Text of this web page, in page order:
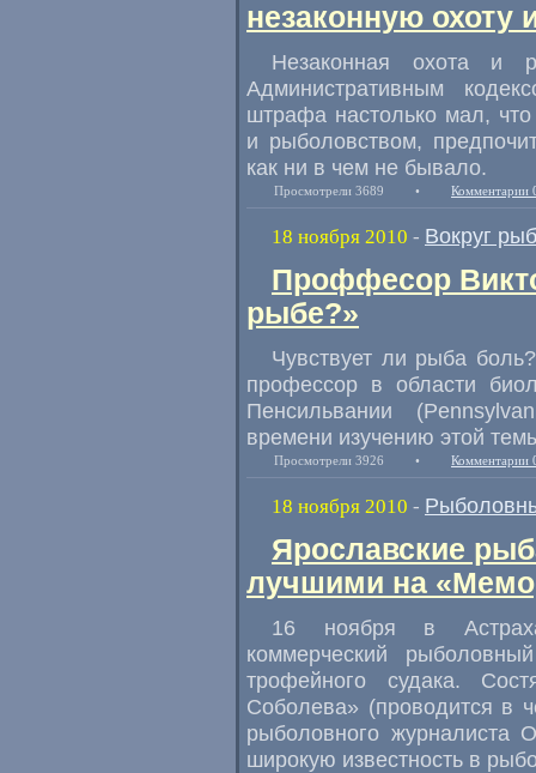
незаконную охоту
Незаконная охота и
Административным
штрафа настолько мал,
и рыболовством,
как ни в чем не бывало.
Просмотрели 3689 • Комментарии
18 ноября 2010 - Вокруг
Проффесор
рыбе?»
Чувствует ли рыба
профессор в области
Пенсильвании
времени изучению этой
Просмотрели 3926 • Комментарии
18 ноября 2010 -
Ярославские
лучшими на
16 ноября в
коммерческий
трофейного судака.
Соболева» (проводится в
рыболовного журналиста
широкую известность в